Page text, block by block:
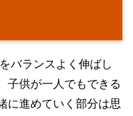
バランスよく伸ばし
子供が一人でもできる
に進めていく部分は思